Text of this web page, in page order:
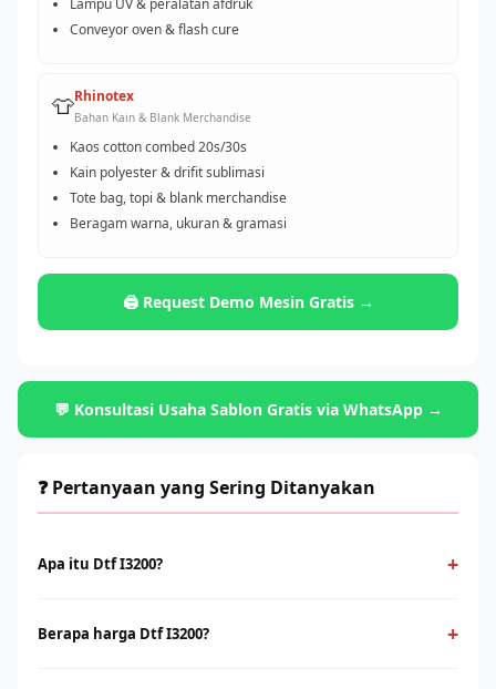
Lampu UV & peralatan afdruk
Conveyor oven & flash cure
👕Rhinotex
Bahan Kain & Blank Merchandise
Kaos cotton combed 20s/30s
Kain polyester & drifit sublimasi
Tote bag, topi & blank merchandise
Beragam warna, ukuran & gramasi
🖨️ Request Demo Mesin Gratis →
💬 Konsultasi Usaha Sablon Gratis via WhatsApp →
❓ Pertanyaan yang Sering Ditanyakan
Apa itu Dtf I3200? +
film PET sebagai media transfer ke berbagai jenis kain,
Berapa harga Dtf I3200? +